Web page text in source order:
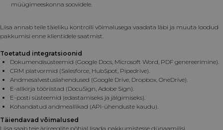
müügimeeskonna soovidele.
Liisa annab teile täieliku kontrolli võimalusega vaadata läbi ja muuta loodud
pakkumisi enne klientidele saatmist.
Toetatud integratsioonid
Dokumendisüsteemid (Google Docs, Microsoft Word, PDF genereerimine).
CRM platvormid (Salesforce, HubSpot, Pipedrive).
Andmesalvestuslahendused (Google Drive, Dropbox, OneDrive).
E-allkirja tööriistad (DocuSign, Adobe Sign).
E-posti süsteemid (edastamiseks ja jälgimiseks).
Kohandatud andmeallikad (API-ühenduste kaudu).
Täiendavad võimalused
Liisa saab teie ärireeglite põhjal lisada pakkumistesse dünaamilisi